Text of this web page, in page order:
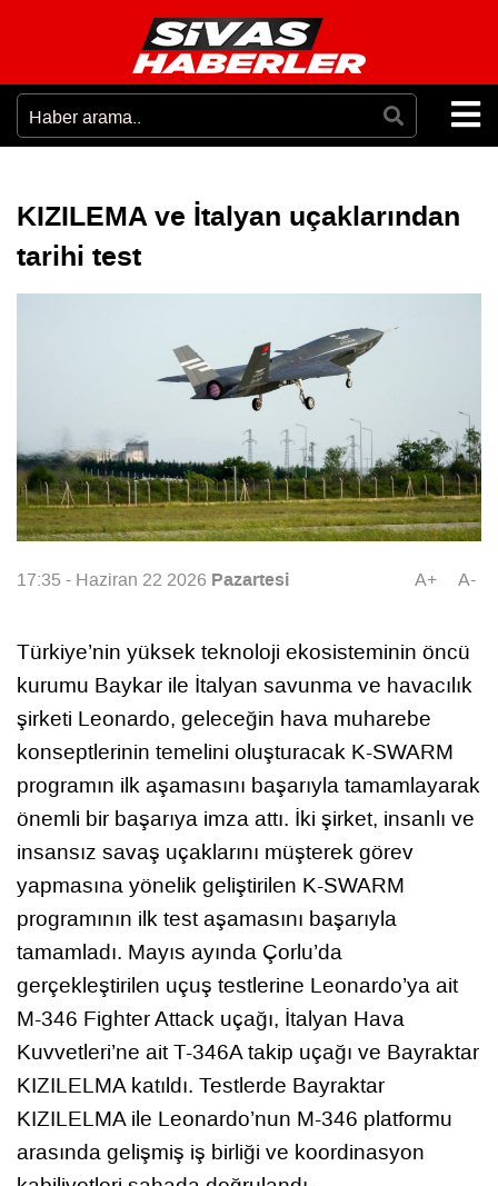
KIZILEMA ve İtalyan uçaklarından
tarihi test
17:35 - Haziran 22 2026 Pazartesi A+ A-
Türkiye’nin yüksek teknoloji ekosisteminin öncü
kurumu Baykar ile İtalyan savunma ve havacılık
şirketi Leonardo, geleceğin hava muharebe
konseptlerinin temelini oluşturacak K-SWARM
programın ilk aşamasını başarıyla tamamlayarak
önemli bir başarıya imza attı. İki şirket, insanlı ve
insansız savaş uçaklarını müşterek görev
yapmasına yönelik geliştirilen K-SWARM
programının ilk test aşamasını başarıyla
tamamladı. Mayıs ayında Çorlu’da
gerçekleştirilen uçuş testlerine Leonardo’ya ait
M-346 Fighter Attack uçağı, İtalyan Hava
Kuvvetleri’ne ait T-346A takip uçağı ve Bayraktar
KIZILELMA katıldı. Testlerde Bayraktar
KIZILELMA ile Leonardo’nun M-346 platformu
arasında gelişmiş iş birliği ve koordinasyon